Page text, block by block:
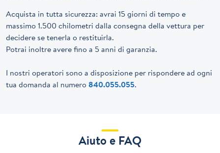
Acquista in tutta sicurezza: avrai 15 giorni di tempo e
massimo 1.500 chilometri dalla consegna della vettura per
decidere se tenerla o restituirla.
Potrai inoltre avere fino a 5 anni di garanzia.
I nostri operatori sono a disposizione per rispondere ad ogni
tua domanda al numero 840.055.055.
Aiuto e FAQ